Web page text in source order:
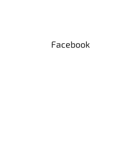
Facebook